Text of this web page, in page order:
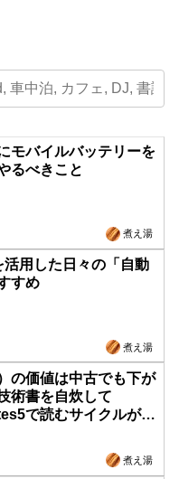
モバイルバッテリーを
るべきこと
煮え湯
用した日々の「自動
すめ
煮え湯
の価値は中古でも下が
術書を自炊して
で読むサイクルが最
煮え湯